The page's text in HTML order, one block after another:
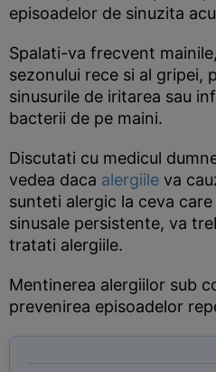
episoadelor de sinuzita
Spalati-va frecvent
sezonului rece si al gripei,
sinusurile de iritarea sau
bacterii de pe maini.
Discutati cu medicul
vedea daca alergiile va
sunteti alergic la ceva
sinusale persistente, va
tratati alergiile.
Mentinerea alergiilor sub
prevenirea episoadelor